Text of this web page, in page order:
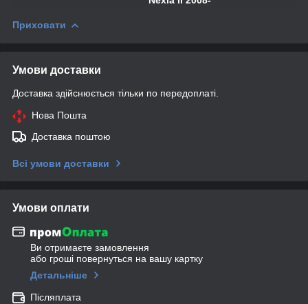
Приховати
Умови доставки
Доставка здійснюється тільки по передоплаті.
Нова Пошта
Доставка поштою
Всі умови доставки
Умови оплати
Ви отримаєте замовлення
або гроші повернуться на вашу картку
Детальніше
Післяплата